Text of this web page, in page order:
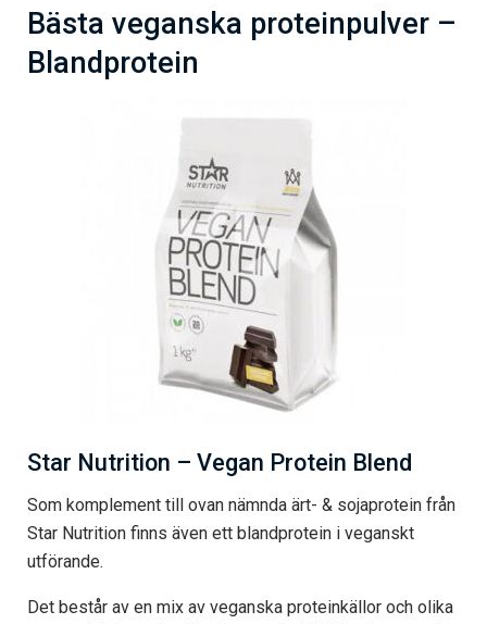
Bästa veganska proteinpulver –
Blandprotein
Star Nutrition – Vegan Protein Blend
Som komplement till ovan nämnda ärt- & sojaprotein från
Star Nutrition finns även ett blandprotein i veganskt
utförande.
Det består av en mix av veganska proteinkällor och olika